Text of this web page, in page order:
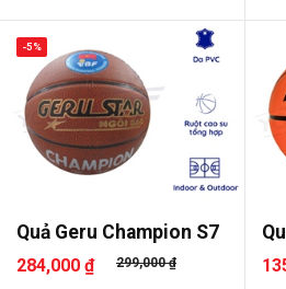
Quả Geru Champion S7
284,000 ₫ 299,000 ₫
-5%